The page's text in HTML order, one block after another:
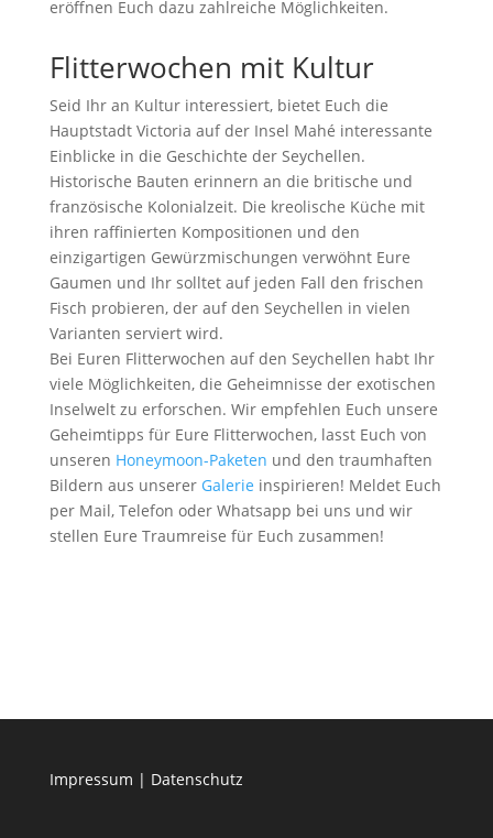
eröffnen Euch dazu zahlreiche Möglichkeiten.
Flitterwochen mit Kultur
Seid Ihr an Kultur interessiert, bietet Euch die
Hauptstadt Victoria auf der Insel Mahé interessante
Einblicke in die Geschichte der Seychellen.
Historische Bauten erinnern an die britische und
französische Kolonialzeit. Die kreolische Küche mit
ihren raffinierten Kompositionen und den
einzigartigen Gewürzmischungen verwöhnt Eure
Gaumen und Ihr solltet auf jeden Fall den frischen
Fisch probieren, der auf den Seychellen in vielen
Varianten serviert wird.
Bei Euren Flitterwochen auf den Seychellen habt Ihr
viele Möglichkeiten, die Geheimnisse der exotischen
Inselwelt zu erforschen. Wir empfehlen Euch unsere
Geheimtipps für Eure Flitterwochen, lasst Euch von
unseren Honeymoon-Paketen und den traumhaften
Bildern aus unserer Galerie inspirieren! Meldet Euch
per Mail, Telefon oder Whatsapp bei uns und wir
stellen Eure Traumreise für Euch zusammen!
Impressum | Datenschutz